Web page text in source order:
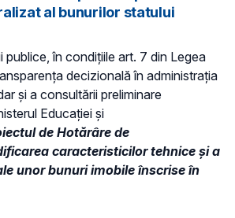
al bunurilor statului
în condiţiile art. 7 din Legea
decizională în administraţia
și a consultării preliminare
Educaţiei și
de Hotărâre de
caracteristicilor tehnice și a
unor bunuri imobile înscrise în